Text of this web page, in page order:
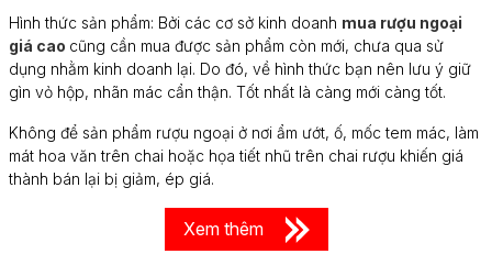
Hình thức sản phẩm: Bởi các cơ sở kinh doanh mua rượu ngoại
giá cao cũng cần mua được sản phẩm còn mới, chưa qua sử
dụng nhằm kinh doanh lại. Do đó, về hình thức bạn nên lưu ý giữ
gìn vỏ hộp, nhãn mác cẩn thận. Tốt nhất là càng mới càng tốt.
Không để sản phẩm rượu ngoại ở nơi ẩm ướt, ố, mốc tem mác, làm
mát hoa văn trên chai hoặc họa tiết nhũ trên chai rượu khiến giá
thành bán lại bị giảm, ép giá.
Xem thêm